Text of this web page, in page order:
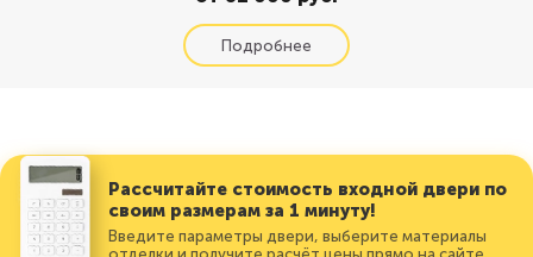
Рассчитайте стоимость входной двери по
своим размерам за 1 минуту!
Введите параметры двери, выберите материалы